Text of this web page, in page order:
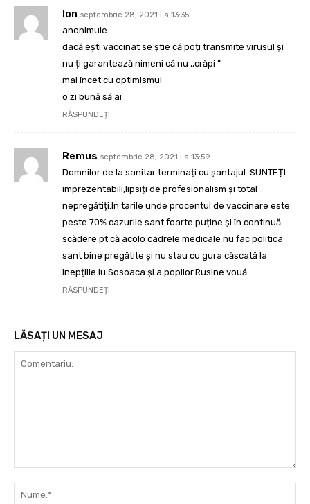
Ion septembrie 28, 2021 La 13:35
anonimule
dacă ești vaccinat se știe că poți transmite virusul și
nu ți garantează nimeni că nu ,,crăpi ”
mai încet cu optimismul
o zi bună să ai
RĂSPUNDEȚI
Remus septembrie 28, 2021 La 13:59
Domnilor de la sanitar terminați cu șantajul. SUNTEȚI
imprezentabili,lipsiți de profesionalism și total
nepregătiți.In tarile unde procentul de vaccinare este
peste 70% cazurile sant foarte puține și în continuă
scădere pt că acolo cadrele medicale nu fac politica
sant bine pregătite și nu stau cu gura căscată la
inepțiile lu Sosoaca și a popilor.Rusine vouă.
RĂSPUNDEȚI
LĂSAȚI UN MESAJ